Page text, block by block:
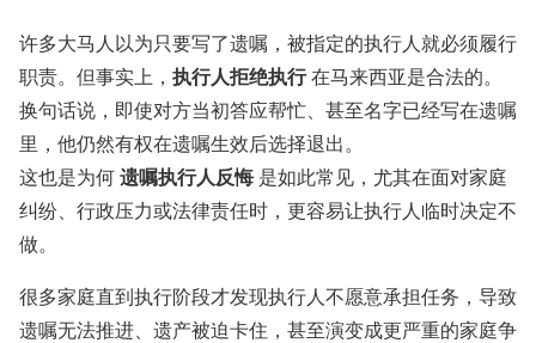
许多大马人以为只要写了遗嘱，被指定的执行人就必须履行
职责。但事实上， 执行人拒绝执行在马来西亚是合法的。
换句话说，即使对方当初答应帮忙、甚至名字已经写在遗嘱
里，他仍然有权在遗嘱生效后选择退出。
这也是为何遗嘱执行人反悔 是如此常见，尤其在面对家庭
纠纷、行政压力或法律责任时，更容易让执行人临时决定不
做。
很多家庭直到执行阶段才发现执行人不愿意承担任务，导致
遗嘱无法推进、遗产被迫卡住，甚至演变成更严重的家庭争